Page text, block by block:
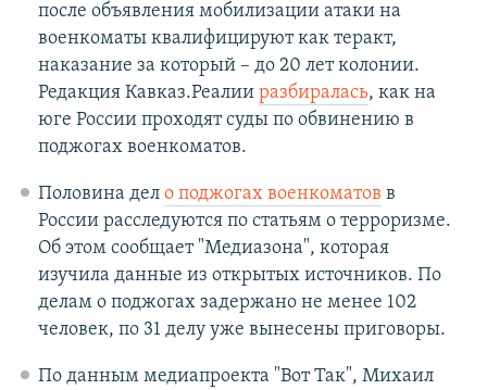
после объявления мобилизации атаки на
военкоматы квалифицируют как теракт,
наказание за который – до 20 лет колонии.
Редакция Кавказ.Реалии разбиралась, как на
юге России проходят суды по обвинению в
поджогах военкоматов.
Половина дел о поджогах военкоматов в
России расследуются по статьям о терроризме.
Об этом сообщает "Медиазона", которая
изучила данные из открытых источников. По
делам о поджогах задержано не менее 102
человек, по 31 делу уже вынесены приговоры.
По данным медиапроекта "Вот Так", Михаил